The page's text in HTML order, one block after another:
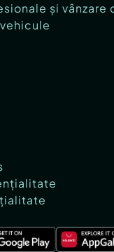
și vânzare